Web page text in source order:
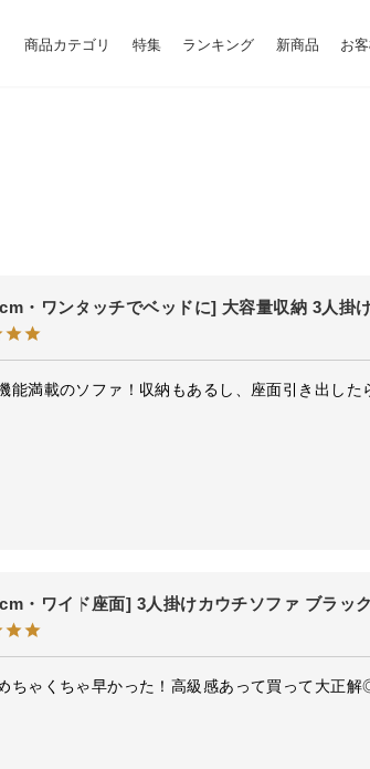
商品カテゴリ 特集 ランキング 新商品 お
・ワンタッチでベッドに] 大容量収納 3人掛
能満載のソファ！収納もあるし、座面引き出し
・ワイド座面] 3人掛けカウチソファ ブラッ
ちゃくちゃ早かった！高級感あって買って大正